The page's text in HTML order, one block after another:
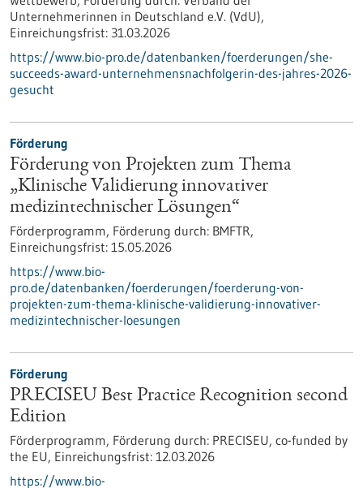
Unternehmerinnen in Deutschland e.V. (VdU),
Einreichungsfrist: 31.03.2026
https://www.bio-pro.de/datenbanken/foerderungen/she-
succeeds-award-unternehmensnachfolgerin-des-jahres-2026-
gesucht
Förderung
Förderung von Projekten zum Thema
„Klinische Validierung innovativer
medizintechnischer Lösungen“
Förderprogramm, Förderung durch: BMFTR,
Einreichungsfrist: 15.05.2026
https://www.bio-
pro.de/datenbanken/foerderungen/foerderung-von-
projekten-zum-thema-klinische-validierung-innovativer-
medizintechnischer-loesungen
Förderung
PRECISEU Best Practice Recognition second
Edition
Förderprogramm, Förderung durch: PRECISEU, co-funded by
the EU, Einreichungsfrist: 12.03.2026
https://www.bio-